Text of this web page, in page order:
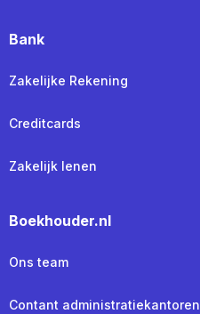
Bank
Zakelijke Rekening
Creditcards
Zakelijk lenen
Boekhouder.nl
Ons team
Contant administratiekantoren